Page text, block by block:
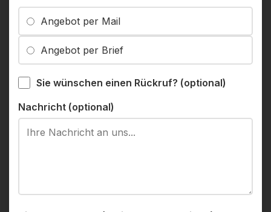
Angebot per Mail
Angebot per Brief
Sie wünschen einen Rückruf? (optional)
Nachricht (optional)